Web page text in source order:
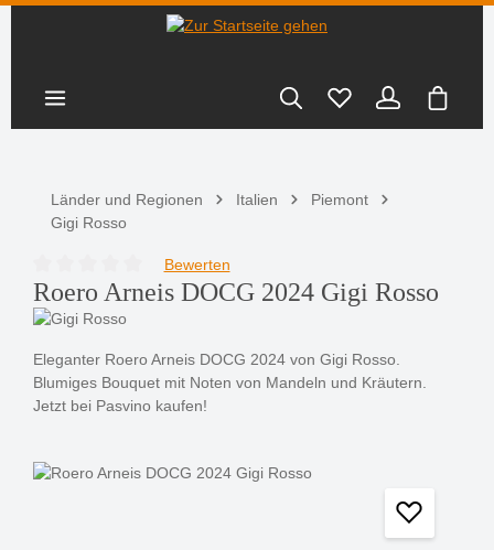
Länder und Regionen Italien
Piemont
Gigi Rosso
Durchschnittliche Bewertung von 0 von 5 Sternen
Bewerten
Roero Arneis DOCG 2024 Gigi Rosso
Eleganter Roero Arneis DOCG 2024 von Gigi Rosso.
Blumiges Bouquet mit Noten von Mandeln und Kräutern.
Jetzt bei Pasvino kaufen!
Bildergalerie überspringen